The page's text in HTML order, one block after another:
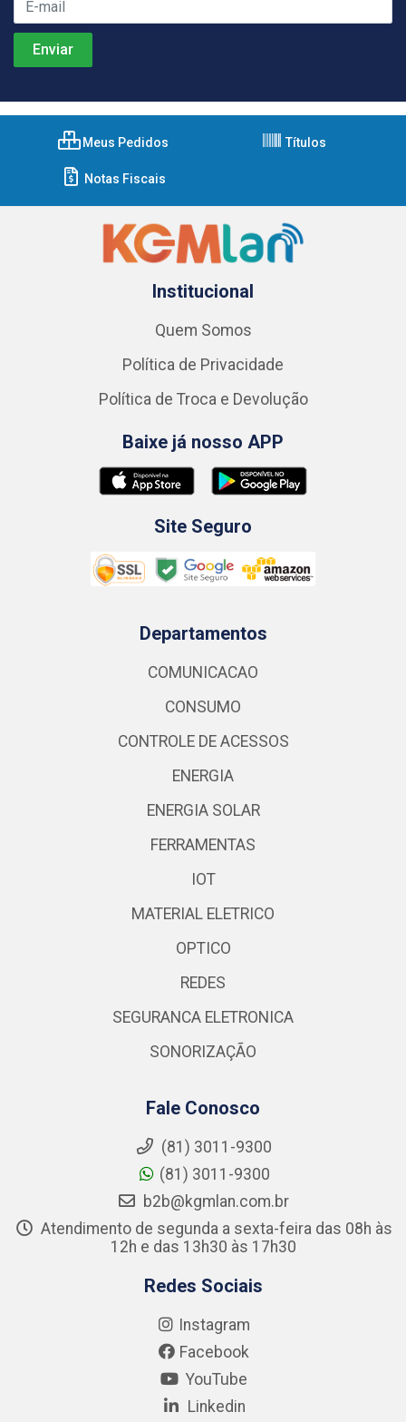
Meus Pedidos Títulos
Notas Fiscais
Institucional
Quem Somos
Política de Privacidade
Política de Troca e Devolução
Baixe já nosso APP
Site Seguro
Departamentos
COMUNICACAO
CONSUMO
CONTROLE DE ACESSOS
ENERGIA
ENERGIA SOLAR
FERRAMENTAS
IOT
MATERIAL ELETRICO
OPTICO
REDES
SEGURANCA ELETRONICA
SONORIZAÇÃO
Fale Conosco
(81) 3011-9300
(81) 3011-9300
b2b@kgmlan.com.br
Atendimento de segunda a sexta-feira das 08h às
12h e das 13h30 às 17h30
Redes Sociais
Instagram
Facebook
YouTube
Linkedin